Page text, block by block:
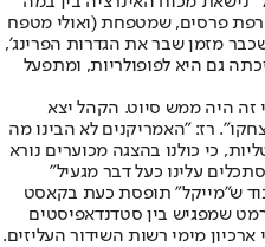
פרסים, שמטפחת (ואולי מטפח
מזמן שבר את הגדרות הפרינג',
עיבוד לסדרה ששודרה ב־2018 וזכתה גם היא לפופולריות, ומתפעל
זה היה ממש סיוט. הקהל יצא
רז: "האמריקנים לא הבינו מה
כי כולנו בהצגה מכוערים נורא
עלינו כעל דבר מגעיל"
ש"מייקל" תופסת כעת בקאסט
מהכורסה" בכאן 11, הפורמט שמפגיש בין סטדנדאפיסטים
מימי רשות השידור העליזים.